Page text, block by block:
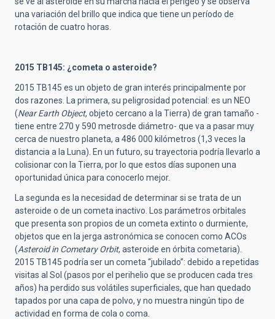
una variación del brillo que indica que tiene un período de
rotación de cuatro horas.
2015 TB145: ¿cometa o asteroide?
2015 TB145 es un objeto de gran interés principalmente por
dos razones. La primera, su peligrosidad potencial: es un NEO
(Near Earth Object, objeto cercano a la Tierra) de gran tamaño -
tiene entre 270 y 590 metrosde diámetro- que va a pasar muy
cerca de nuestro planeta, a 486 000 kilómetros (1,3 veces la
distancia a la Luna). En un futuro, su trayectoria podría llevarlo a
colisionar con la Tierra, por lo que estos días suponen una
oportunidad única para conocerlo mejor.
La segunda es la necesidad de determinar si se trata de un
asteroide o de un cometa inactivo. Los parámetros orbitales
que presenta son propios de un cometa extinto o durmiente,
objetos que en la jerga astronómica se conocen como ACOs
(Asteroid in Cometary Orbit, asteroide en órbita cometaria).
2015 TB145 podría ser un cometa “jubilado”: debido a repetidas
visitas al Sol (pasos por el perihelio que se producen cada tres
años) ha perdido sus volátiles superficiales, que han quedado
tapados por una capa de polvo, y no muestra ningún tipo de
actividad en forma de cola o coma.